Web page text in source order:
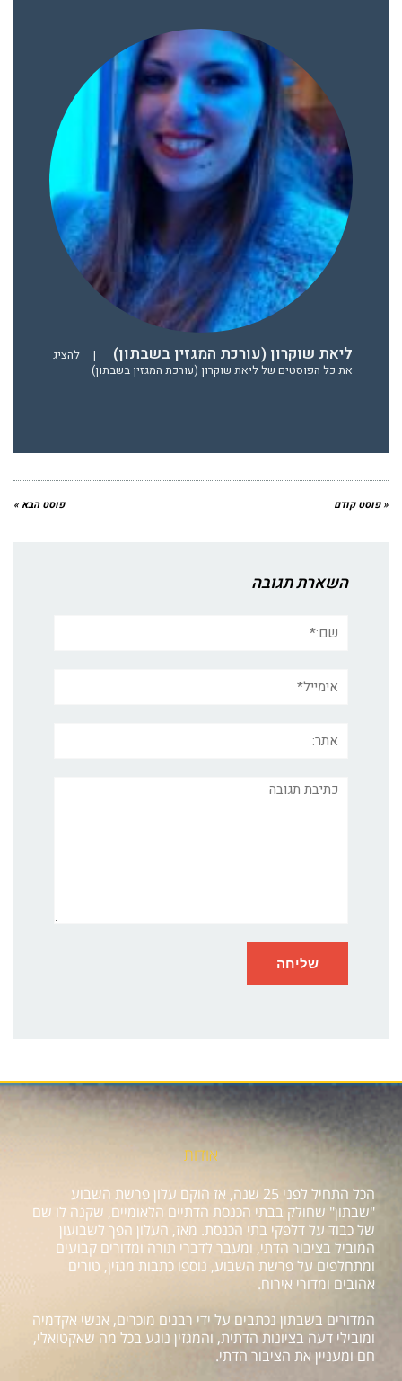
ליאת שוקרון (עורכת המגזין בשבתון) |
להציג
את כל הפוסטים של ליאת שוקרון (עורכת המגזין בשבתון)
« פוסט קודם פוסט הבא »
השארת תגובה
תגובה
אודות
הכל התחיל לפני 25 שנה, אז הוקם עלון פרשת השבוע
"שבתון" שחולק בבתי הכנסת הדתיים הלאומיים, שקנה לו שם
של כבוד על דלפקי בתי הכנסת. מאז, העלון הפך לשבועון
המוביל בציבור הדתי, ומעבר לדברי תורה ומדורים קבועים
ומתחלפים על פרשת השבוע, נוספו כתבות מגזין, טורים
אהובים ומדורי אירוח.
המדורים בשבתון נכתבים על ידי רבנים מוכרים, אנשי אקדמיה
ומובילי דעה בציונות הדתית, והמגזין נוגע בכל מה שאקטואלי,
חם ומעניין את הציבור הדתי.